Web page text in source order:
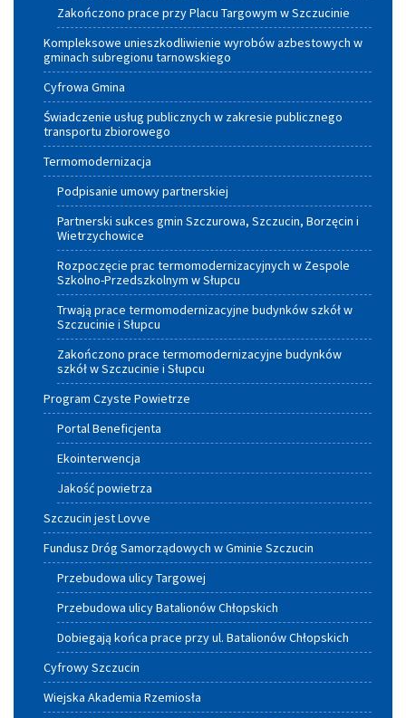
Zakończono prace przy Placu Targowym w Szczucinie
Kompleksowe unieszkodliwienie wyrobów azbestowych w
gminach subregionu tarnowskiego
Cyfrowa Gmina
Świadczenie usług publicznych w zakresie publicznego
transportu zbiorowego
Termomodernizacja
Podpisanie umowy partnerskiej
Partnerski sukces gmin Szczurowa, Szczucin, Borzęcin i
Wietrzychowice
Rozpoczęcie prac termomodernizacyjnych w Zespole
Szkolno-Przedszkolnym w Słupcu
Trwają prace termomodernizacyjne budynków szkół w
Szczucinie i Słupcu
Zakończono prace termomodernizacyjne budynków
szkół w Szczucinie i Słupcu
Program Czyste Powietrze
Portal Beneficjenta
Ekointerwencja
Jakość powietrza
Szczucin jest Lovve
Fundusz Dróg Samorządowych w Gminie Szczucin
Przebudowa ulicy Targowej
Przebudowa ulicy Batalionów Chłopskich
Dobiegają końca prace przy ul. Batalionów Chłopskich
Cyfrowy Szczucin
Wiejska Akademia Rzemiosła